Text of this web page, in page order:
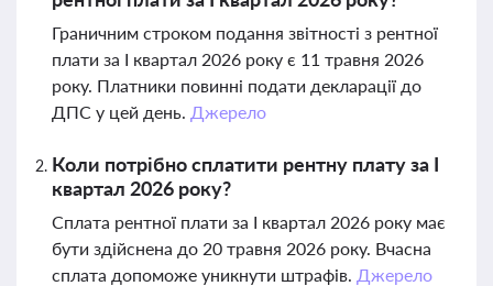
Граничним строком подання звітності з рентної
плати за I квартал 2026 року є 11 травня 2026
року. Платники повинні подати декларації до
ДПС у цей день. Джерело
Коли потрібно сплатити рентну плату за I
квартал 2026 року?
Сплата рентної плати за I квартал 2026 року має
бути здійснена до 20 травня 2026 року. Вчасна
сплата допоможе уникнути штрафів. Джерело